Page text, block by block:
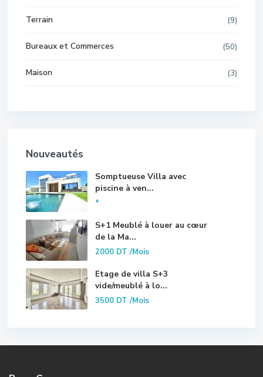
Terrain (9)
Bureaux et Commerces (50)
Maison (3)
Nouveautés
Somptueuse Villa avec
piscine à ven...
*
S+1 Meublé à louer au cœur
de la Ma...
2000 DT/Mois
Etage de villa S+3
vide/meublé à lo...
3500 DT/Mois